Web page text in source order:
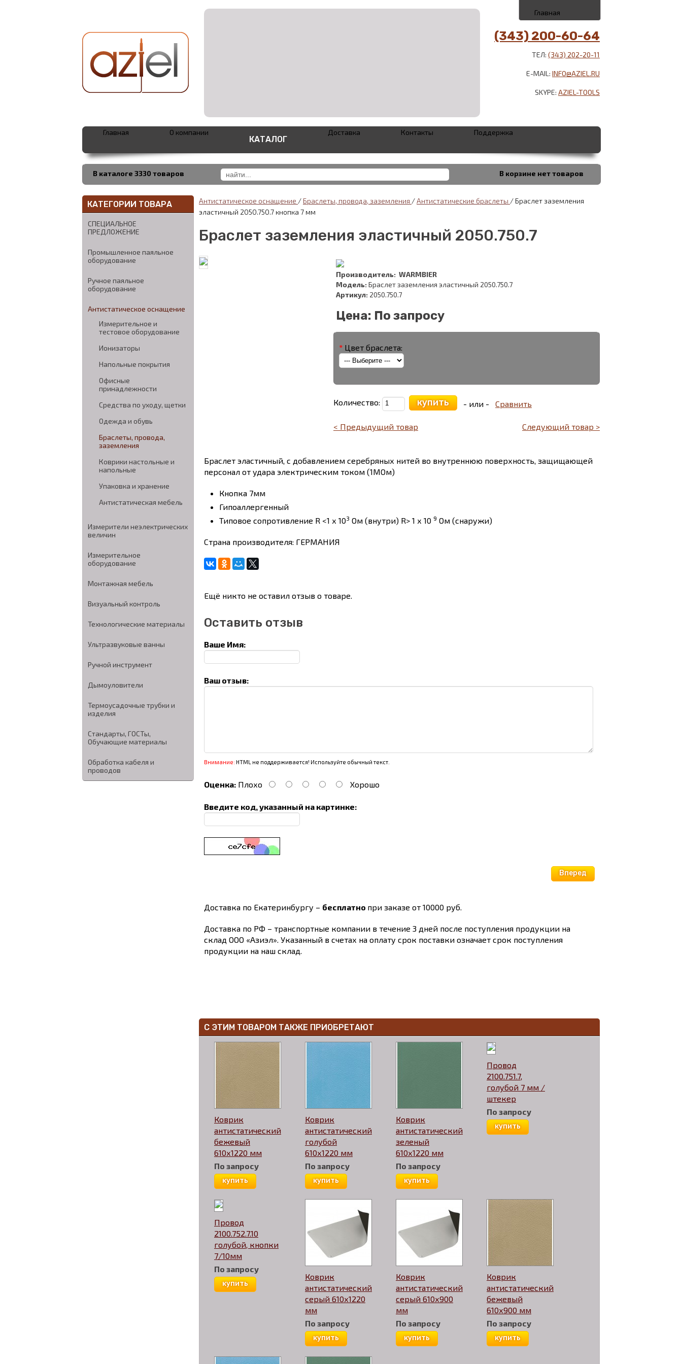
Главная
(343) 200-60-64
ТЕЛ: (343) 202-20-11
E-MAIL: INFO@AZIEL.RU
SKYPE: AZIEL-TOOLS
В каталоге 3330 товаров В корзине нет товаров
Главная О компании
КАТАЛОГ
Доставка Контакты Поддержка
КАТЕГОРИИ ТОВАРА
СПЕЦИАЛЬНОЕ
ПРЕДЛОЖЕНИЕ
Промышленное паяльное
оборудование
Ручное паяльное
оборудование
Антистатическое оснащение
Измерительное и
тестовое оборудование
Ионизаторы
Напольные покрытия
Офисные
принадлежности
Средства по уходу, щетки
Одежда и обувь
Браслеты, провода,
заземления
Коврики настольные и
напольные
Упаковка и хранение
Антистатическая мебель
Измерители неэлектрических
величин
Измерительное
оборудование
Монтажная мебель
Визуальный контроль
Технологические материалы
Ультразвуковые ванны
Ручной инструмент
Дымоуловители
Термоусадочные трубки и
изделия
Стандарты, ГОСТы,
Обучающие материалы
Обработка кабеля и
проводов
Антистатическое оснащение / Браслеты, провода, заземления /Антистатические браслеты / Браслет заземления
эластичный 2050.750.7 кнопка 7 мм
Браслет заземления эластичный 2050.750.7
Производитель: WARMBIER
Модель: Браслет заземления эластичный 2050.750.7
Артикул: 2050.750.7
Цена: По запросу
* Цвет браслета:
Количество: купить - или - Сравнить
< Предыдущий товар Следующий товар >
Браслет эластичный, с добавлением серебряных нитей во внутреннюю поверхность, защищающей
персонал от удара электрическим током (1МОм)
Кнопка 7мм
Гипоаллергенный
Типовое сопротивление R <1 х 103 Ом (внутри) R> 1 х 10 9 Ом (снаружи)
Страна производителя: ГЕРМАНИЯ
Ещё никто не оставил отзыв о товаре.
Оставить отзыв
Ваше Имя:
Ваш отзыв:
Внимание: HTML не поддерживается! Используйте обычный текст.
Оценка: Плохо Хорошо
Введите код, указанный на картинке:
Вперед
Доставка по Екатеринбургу – бесплатно при заказе от 10000 руб.
Доставка по РФ – транспортные компании в течение 3 дней после поступления продукции на
склад ООО «Азиэл». Указанный в счетах на оплату срок поставки означает срок поступления
продукции на наш склад.
С ЭТИМ ТОВАРОМ ТАКЖЕ ПРИОБРЕТАЮТ
Коврик
антистатический
бежевый
610х1220 мм
По запросу
купить
Коврик
антистатический
голубой
610х1220 мм
По запросу
купить
Коврик
антистатический
зеленый
610х1220 мм
По запросу
купить
Провод
2100.751.7,
голубой 7 мм /
штекер
По запросу
купить
Провод
2100.752.7.10
голубой, кнопки
7/10мм
По запросу
купить
Коврик
антистатический
серый 610х1220
мм
По запросу
купить
Коврик
антистатический
серый 610х900
мм
По запросу
купить
Коврик
антистатический
бежевый
610х900 мм
По запросу
купить